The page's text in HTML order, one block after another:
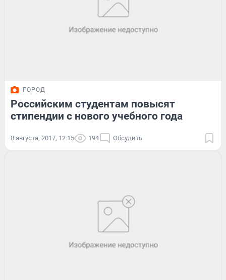
ГОРОД
Российским студентам повысят
стипендии с нового учебного года
8 августа, 2017, 12:15 194 Обсудить